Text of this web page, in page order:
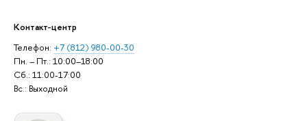
Контакт-центр
Телефон: +7 (812) 980-00-30
Пн. – Пт.: 10:00–18:00
Сб.: 11:00-17:00
Вс.: Выходной